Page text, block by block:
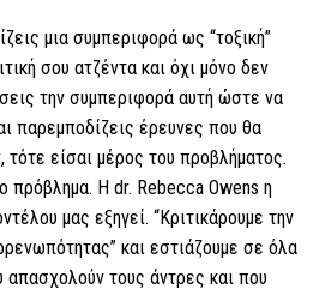
μια συμπεριφορά ως “τοξική”
σου ατζέντα και όχι μόνο δεν
την συμπεριφορά αυτή ώστε να
παρεμποδίζεις έρευνες που θα
τότε είσαι μέρος του προβλήματος.
πρόβλημα. Η dr. Rebecca Owens η
μας εξηγεί. “Κριτικάρουμε την
και εστιάζουμε σε όλα
τους άντρες και που